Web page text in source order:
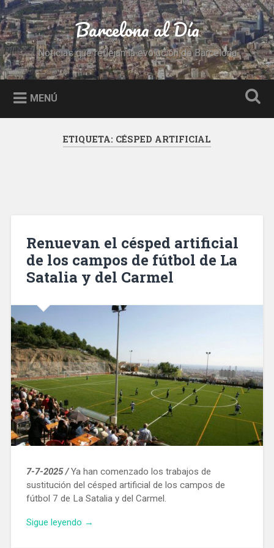
Saltar
al
contenido
Buscar Barcelona al Día
Noticias que reflejan la evolución de Barcelona
MENÚ
ETIQUETA: CÉSPED ARTIFICIAL
Renuevan el césped artificial
de los campos de fútbol de La
Satalia y del Carmel
7-7-2025 /Ya han comenzado los trabajos de
sustitución del césped artificial de los campos de
fútbol 7 de La Satalia y del Carmel.
Sigue leyendo «Renuevan
→